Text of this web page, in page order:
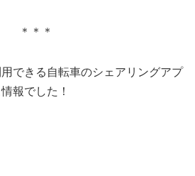
＊＊＊
できる自転車のシェアリングアプ
報でした！